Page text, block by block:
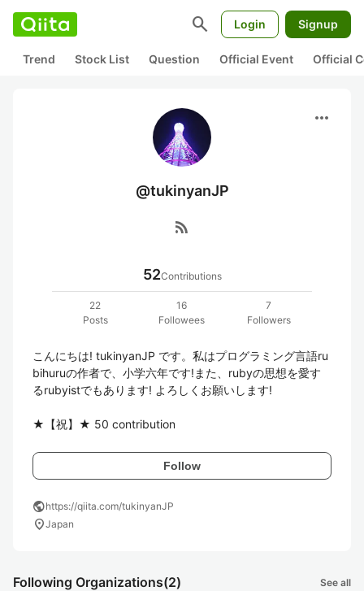
search Login Signup
Trend Stock List Question Official Event Official
more_horiz
@tukinyanJP
rss_feed
52Contributions
22
Posts
16
Followees
7
Followers
こんにちは! tukinyanJP です。私はプログラミング言語ru
bihuruの作者で、小学六年です!また、rubyの思想を愛す
るrubyistでもあります! よろしくお願いします!
★【祝】★ 50 contribution
Follow
publichttps://qiita.com/tukinyanJP
location_onJapan
Following Organizations(2) See all